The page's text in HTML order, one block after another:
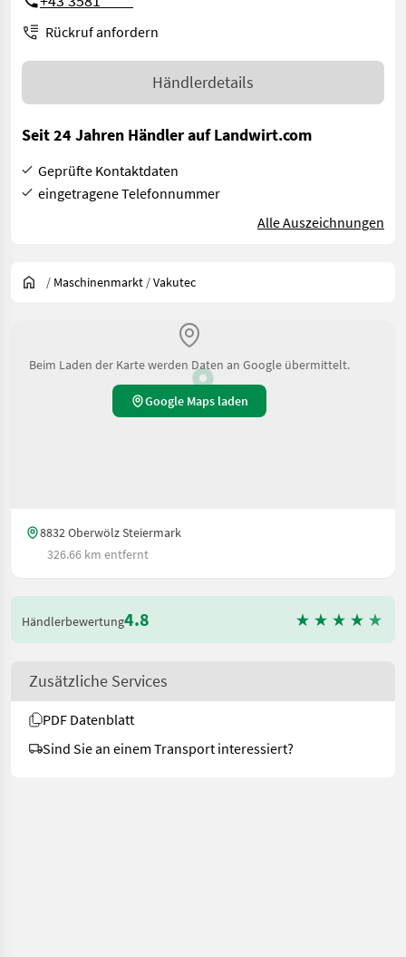
Rückruf anfordern
Händlerdetails
Seit 24 Jahren Händler auf Landwirt.com
Geprüfte Kontaktdaten
eingetragene Telefonnummer
Alle Auszeichnungen
/ Maschinenmarkt /Vakutec
Beim Laden der Karte werden Daten an Google übermittelt.
Google Maps laden
8832 Oberwölz Steiermark
326.66 km entfernt
Händlerbewertung4.8
Zusätzliche Services
PDF Datenblatt
Sind Sie an einem Transport interessiert?